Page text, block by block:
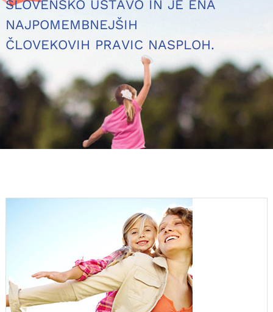
SLOVENSKO USTAVO IN JE ENA
NAJPOMEMBNEJŠIH
ČLOVEKOVIH PRAVIC NASPLOH.